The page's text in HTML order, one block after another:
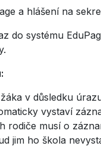
a hlášení na
do systému
v důsledku
vystaví
rodiče musí o
jim ho škola